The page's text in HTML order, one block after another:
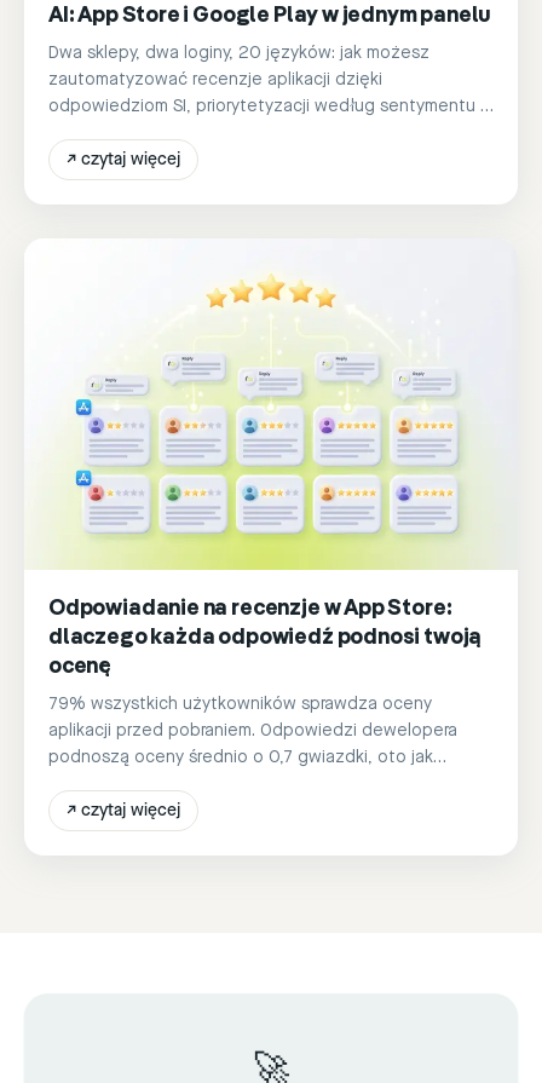
AI: App Store i Google Play w jednym panelu
Dwa sklepy, dwa loginy, 20 języków: jak możesz
zautomatyzować recenzje aplikacji dzięki
odpowiedziom SI, priorytetyzacji według sentymentu i
↗ czytaj więcej
Odpowiadanie na recenzje w App Store:
dlaczego każda odpowiedź podnosi twoją
ocenę
79% wszystkich użytkowników sprawdza oceny
aplikacji przed pobraniem. Odpowiedzi dewelopera
podnoszą oceny średnio o 0,7 gwiazdki, oto jak
↗ czytaj więcej
🚀